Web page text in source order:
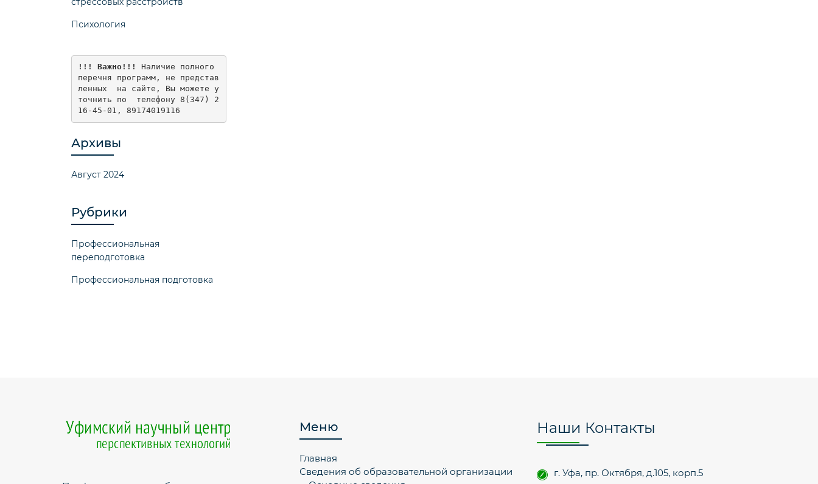
Психология
!!! Важно!!!
Наличие полного
перечня программ, не представ
ленных  на сайте, Вы можете у
точнить по  телефону 8(347) 2
16-45-01, 89174019116
Архивы
Август 2024
Рубрики
Профессиональная
переподготовка
Профессиональная подготовка
Меню
Главная
Сведения об образовательной организации
Наши Контакты
г. Уфа, пр. Октября, д.105, корп.5